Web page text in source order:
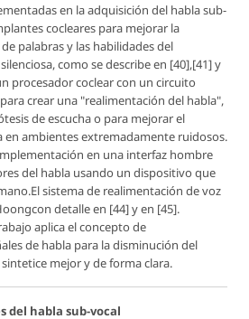
en la adquisición del habla sub-
cocleares para mejorar la
palabras y las habilidades del
como se describe en [40],[41] y
procesador coclear con un circuito
crear una "realimentación del habla",
de escucha o para mejorar el
en ambientes extremadamente ruidosos.
en una interfaz hombre
del habla usando un dispositivo que
sistema de realimentación de voz
detalle en [44] y en [45].
aplica el concepto de
de habla para la disminución del
sintetice mejor y de forma clara.
del habla sub-vocal